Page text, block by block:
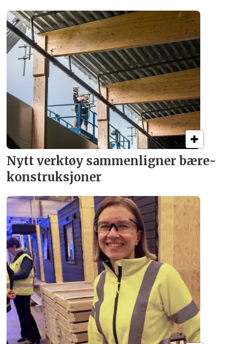
Nytt verktøy sammenligner bære­
konstruksjoner